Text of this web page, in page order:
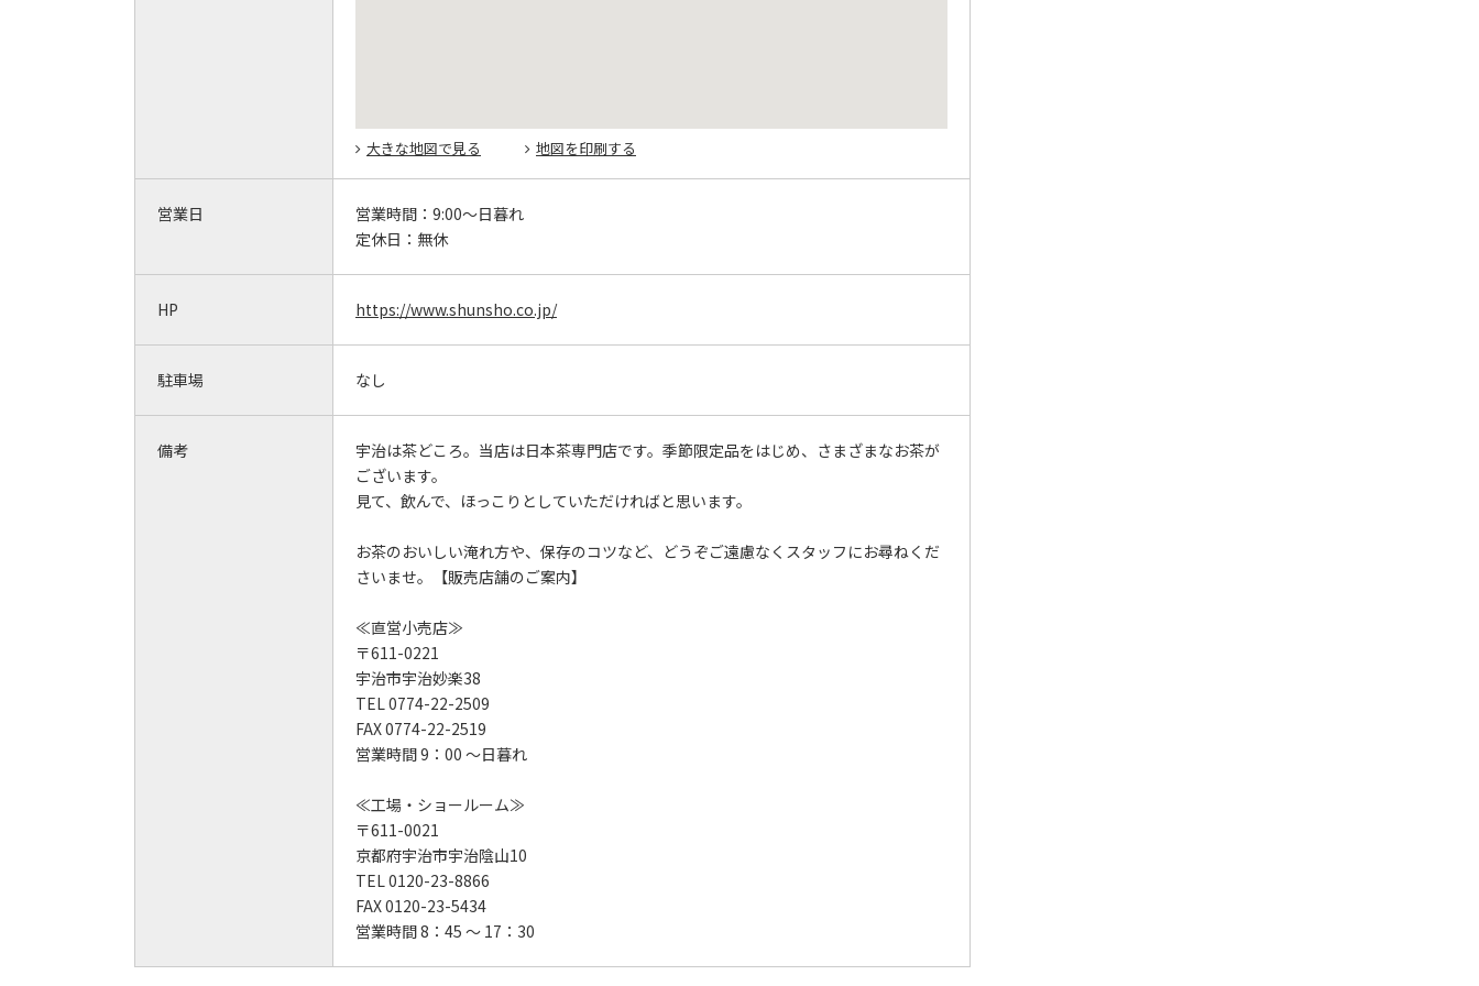
大きな地図で見る 地図を印刷する
営業日 営業時間： 9:00～日暮れ
定休日： 無休
HP https://www.shunsho.co.jp/
駐車場 なし
備考
宇治は茶どころ。当店は日本茶専門店です。季節限定品をはじめ、さまざまなお茶が
ございます。
見て、飲んで、ほっこりとしていただければと思います。
お茶のおいしい淹れ方や、保存のコツなど、どうぞご遠慮なくスタッフにお尋ねくだ
さいませ。【販売店舗のご案内】
≪直営小売店≫
〒611-0221
宇治市宇治妙楽38
TEL 0774-22-2509
FAX 0774-22-2519
営業時間 9：00 ～日暮れ
≪工場・ショールーム≫
〒611-0021
京都府宇治市宇治陰山10
TEL 0120-23-8866
FAX 0120-23-5434
営業時間 8：45 ～ 17：30